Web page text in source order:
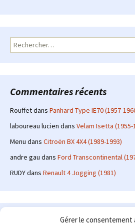
Gérer le consentement
Rechercher :
Commentaires récents
Rouffetdans Panhard Type IE70 (1957-
laboureau lucien dans Velam Isetta (1955-
Menu dans Citroën BX 4X4 (1989-1993)
andre gau dans Ford Transcontinental
RUDYdans Renault 4 Jogging (1981)
Le site en quelques mots